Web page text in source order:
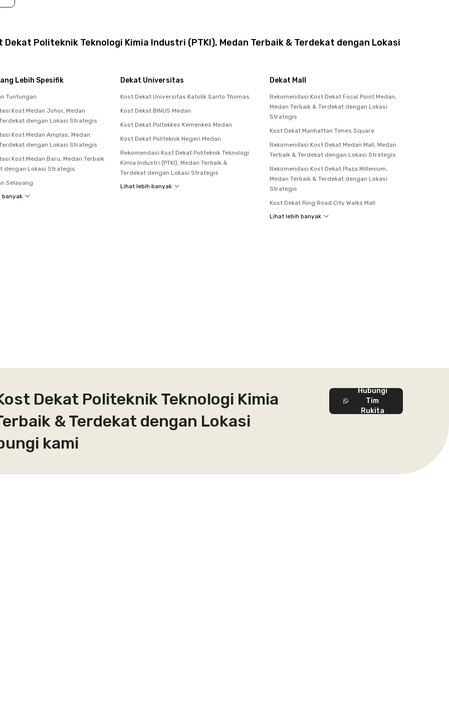
Politeknik Teknologi Kimia Industri (PTKI), Medan Terbaik & Terdekat dengan Lokasi
Lebih Spesifik
Tuntungan
Kost Medan Johor, Medan
dengan Lokasi Strategis
Kost Medan Amplas, Medan
dengan Lokasi Strategis
Kost Medan Baru, Medan Terbaik
dengan Lokasi Strategis
Selayang
banyak
Dekat Universitas
Kost Dekat Universitas Katolik Santo Thomas
Kost Dekat BINUS Medan
Kost Dekat Poltekkes Kemenkes Medan
Kost Dekat Politeknik Negeri Medan
Rekomendasi Kost Dekat Politeknik Teknologi
Kimia Industri (PTKI), Medan Terbaik &
Terdekat dengan Lokasi Strategis
Lihat lebih banyak
Dekat Mall
Rekomendasi Kost Dekat Focal Point Medan,
Medan Terbaik & Terdekat dengan Lokasi
Strategis
Kost Dekat Manhattan Times Square
Rekomendasi Kost Dekat Medan Mall, Medan
Terbaik & Terdekat dengan Lokasi Strategis
Rekomendasi Kost Dekat Plaza Millenium,
Medan Terbaik & Terdekat dengan Lokasi
Strategis
Kost Dekat Ring Road City Walks Mall
Lihat lebih banyak
Dekat Politeknik Teknologi Kimia
& Terdekat dengan Lokasi
kami
Hubungi
Tim
Rukita